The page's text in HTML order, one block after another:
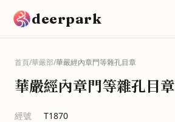
deerpark
首頁/華嚴部/華嚴經內章門等雜孔目章
華嚴經內章門等雜孔目章
經號
T1870